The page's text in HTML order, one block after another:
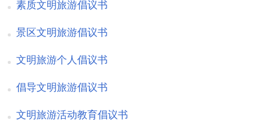
素质文明旅游倡议书
景区文明旅游倡议书
文明旅游个人倡议书
倡导文明旅游倡议书
文明旅游活动教育倡议书